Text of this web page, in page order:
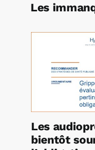
Les
Les
bientôt